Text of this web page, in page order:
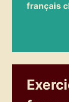
français